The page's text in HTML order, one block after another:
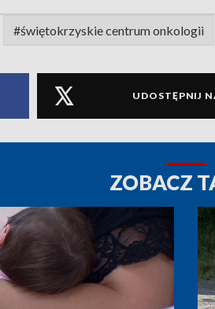
#świętokrzyskie centrum onkologii
UDOSTĘPNIJ
ZOBACZ